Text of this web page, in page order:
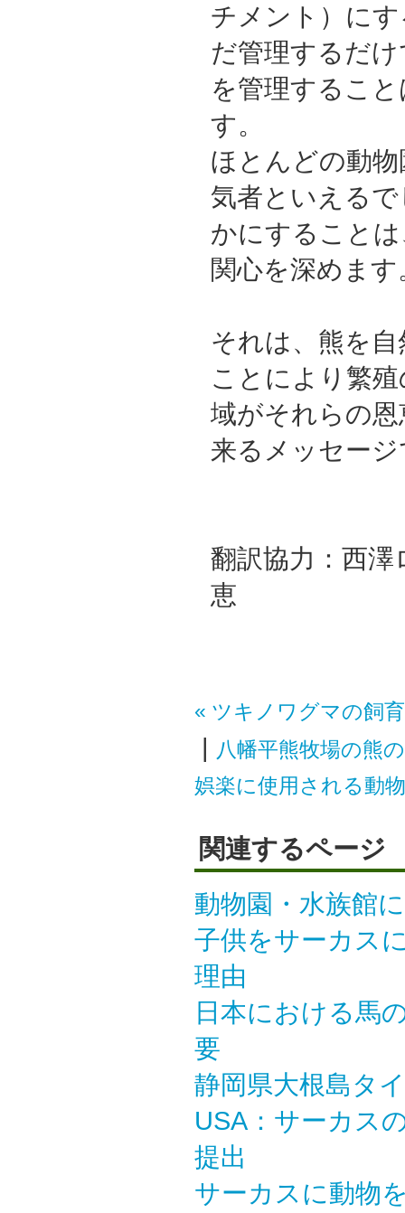
チメント）に
だ管理するだ
を管理するこ
す。
ほとんどの動
気者といえる
かにすること
関心を深めます
それは、熊を
ことにより繁
域がそれらの
来るメッセー
翻訳協力：西
恵
« ツキノワグマの飼
| 八幡平熊牧場の熊
娯楽に使用される動
関連するページ
動物園・水族館
子供をサーカス
理由
日本における馬
要
静岡県大根島タ
USA：サーカス
提出
サーカスに動物